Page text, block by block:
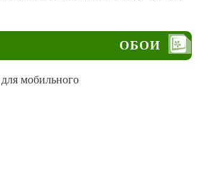
ОБОИ
мобильного